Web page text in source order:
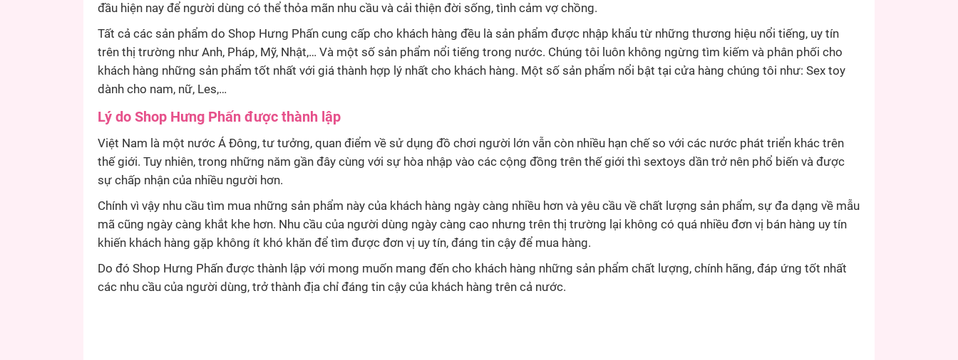
đầu hiện nay để người dùng có thể thỏa mãn nhu cầu và cải thiện đời sống, tình cảm vợ chồng.
Tất cả các sản phẩm do Shop Hưng Phấn cung cấp cho khách hàng đều là sản phẩm được nhập khẩu từ những thương hiệu nổi tiếng, uy tín
trên thị trường như Anh, Pháp, Mỹ, Nhật,… Và một số sản phẩm nổi tiếng trong nước. Chúng tôi luôn không ngừng tìm kiếm và phân phối cho
khách hàng những sản phẩm tốt nhất với giá thành hợp lý nhất cho khách hàng. Một số sản phẩm nổi bật tại cửa hàng chúng tôi như: Sex toy
dành cho nam, nữ, Les,…
Lý do Shop Hưng Phấn được thành lập
Việt Nam là một nước Á Đông, tư tưởng, quan điểm về sử dụng đồ chơi người lớn vẫn còn nhiều hạn chế so với các nước phát triển khác trên
thế giới. Tuy nhiên, trong những năm gần đây cùng với sự hòa nhập vào các cộng đồng trên thế giới thì sextoys dần trở nên phổ biến và được
sự chấp nhận của nhiều người hơn.
Chính vì vậy nhu cầu tìm mua những sản phẩm này của khách hàng ngày càng nhiều hơn và yêu cầu về chất lượng sản phẩm, sự đa dạng về mẫu
mã cũng ngày càng khắt khe hơn. Nhu cầu của người dùng ngày càng cao nhưng trên thị trường lại không có quá nhiều đơn vị bán hàng uy tín
khiến khách hàng gặp không ít khó khăn để tìm được đơn vị uy tín, đáng tin cậy để mua hàng.
Do đó Shop Hưng Phấn được thành lập với mong muốn mang đến cho khách hàng những sản phẩm chất lượng, chính hãng, đáp ứng tốt nhất
các nhu cầu của người dùng, trở thành địa chỉ đáng tin cậy của khách hàng trên cả nước.